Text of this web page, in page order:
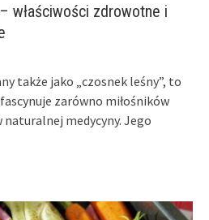
właściwości zdrowotne i
także jako „czosnek leśny”, to
zarówno miłośników
medycyny. Jego